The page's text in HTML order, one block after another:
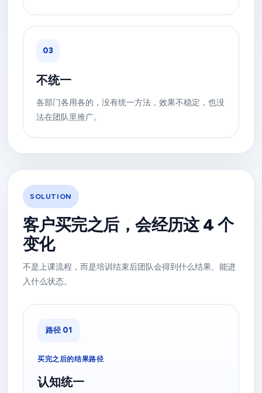
03
不统一
各部门各用各的，没有统一方法，效果不稳定，也没
法在团队里推广。
SOLUTION
客户买完之后，会经历这 4 个
变化
不是上课流程，而是培训结束后团队会得到什么结果、能进
入什么状态。
路径 01
买完之后的结果路径
认知统一